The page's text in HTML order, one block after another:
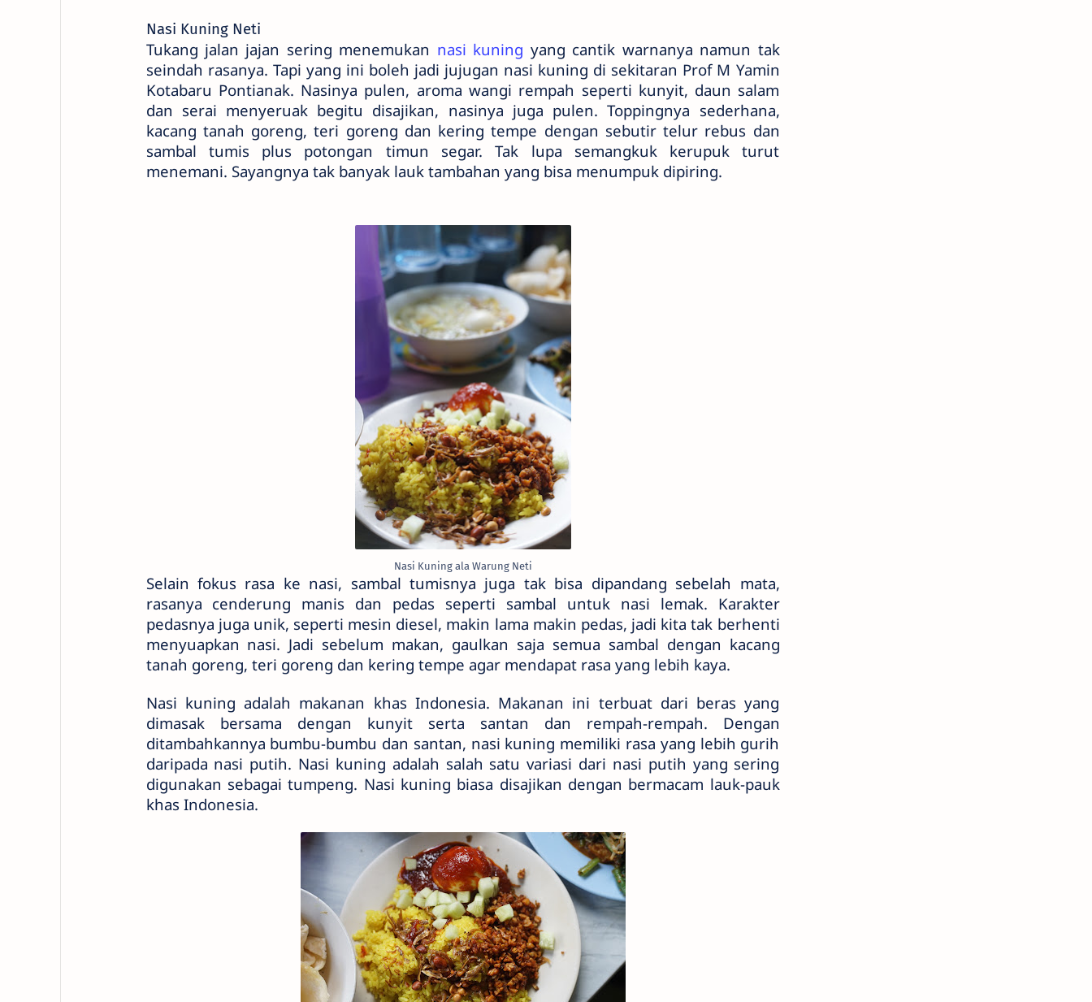
Nasi Kuning Neti
Tukang jalan jajan sering menemukan nasi kuning yang cantik warnanya namun tak
seindah rasanya. Tapi yang ini boleh jadi jujugan nasi kuning di sekitaran Prof M Yamin
Kotabaru Pontianak. Nasinya pulen, aroma wangi rempah seperti kunyit, daun salam
dan serai menyeruak begitu disajikan, nasinya juga pulen. Toppingnya sederhana,
kacang tanah goreng, teri goreng dan kering tempe dengan sebutir telur rebus dan
sambal tumis plus potongan timun segar. Tak lupa semangkuk kerupuk turut
menemani. Sayangnya tak banyak lauk tambahan yang bisa menumpuk dipiring.
Nasi Kuning ala Warung Neti
Selain fokus rasa ke nasi, sambal tumisnya juga tak bisa dipandang sebelah mata,
rasanya cenderung manis dan pedas seperti sambal untuk nasi lemak. Karakter
pedasnya juga unik, seperti mesin diesel, makin lama makin pedas, jadi kita tak berhenti
menyuapkan nasi. Jadi sebelum makan, gaulkan saja semua sambal dengan kacang
tanah goreng, teri goreng dan kering tempe agar mendapat rasa yang lebih kaya.
Nasi kuning adalah makanan khas Indonesia. Makanan ini terbuat dari beras yang
dimasak bersama dengan kunyit serta santan dan rempah-rempah. Dengan
ditambahkannya bumbu-bumbu dan santan, nasi kuning memiliki rasa yang lebih gurih
daripada nasi putih. Nasi kuning adalah salah satu variasi dari nasi putih yang sering
digunakan sebagai tumpeng. Nasi kuning biasa disajikan dengan bermacam lauk-pauk
khas Indonesia.